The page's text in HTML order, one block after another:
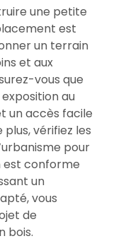
une petite
est
un terrain
et aux
vous que
au
un accès facile
vérifiez les
pour
est conforme
un
vous
de
bois.